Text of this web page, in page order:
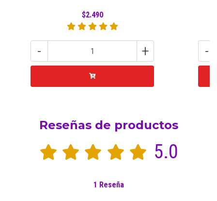
$2.490
- + -
Reseñas de productos
5.0
1 Reseña